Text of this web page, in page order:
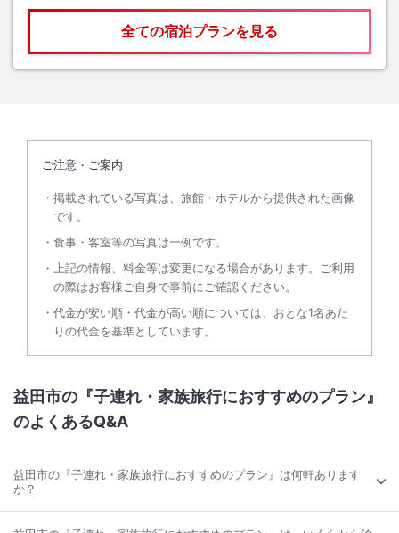
全ての宿泊プランを見る
ご注意・ご案内
掲載されている写真は、旅館・ホテルから提供された画像
です。
食事・客室等の写真は一例です。
上記の情報、料金等は変更になる場合があります。ご利用
の際はお客様ご自身で事前にご確認ください。
代金が安い順・代金が高い順については、おとな1名あた
りの代金を基準としています。
益田市の『子連れ・家族旅行におすすめのプラン』
のよくあるQ&A
益田市の『子連れ・家族旅行におすすめのプラン』は何軒あります
か？